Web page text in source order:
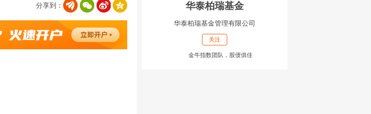
分享到： 华泰柏瑞基金
华泰柏瑞基金管理有限公司
关注
金牛指数团队，股债俱佳